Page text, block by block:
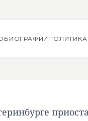
БИОГРАФИИ ПОЛИТИКА